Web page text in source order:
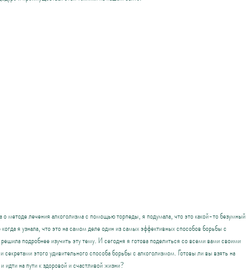
о методе лечения алкоголизма с помощью торпеды, я подумала, что это какой-то безумный
я узнала, что это на самом деле один из самых эффективных способов борьбы с
подробнее изучить эту тему. И сегодня я готова поделиться со всеми вами своими
секретами этого удивительного способа борьбы с алкоголизмом. Готовы ли вы взять на
идти на пути к здоровой и счастливой жизни?